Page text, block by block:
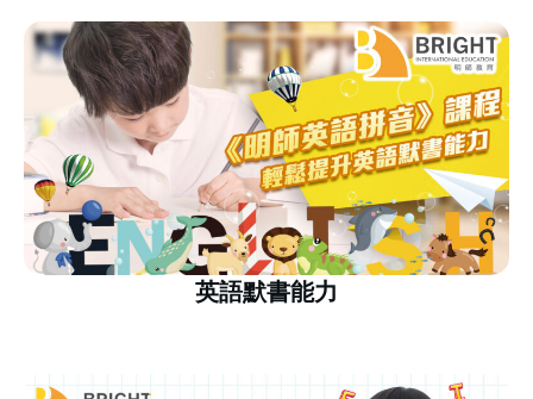
英語默書能力